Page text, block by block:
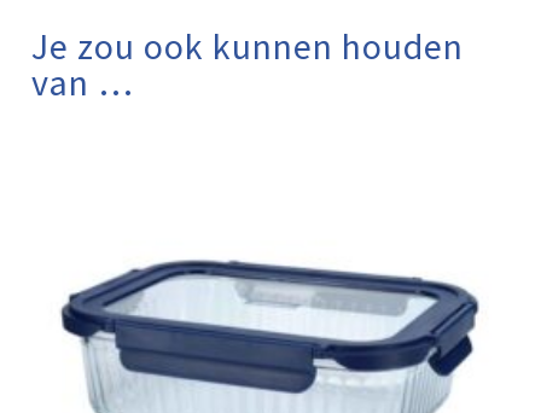
Je zou ook kunnen houden
van …